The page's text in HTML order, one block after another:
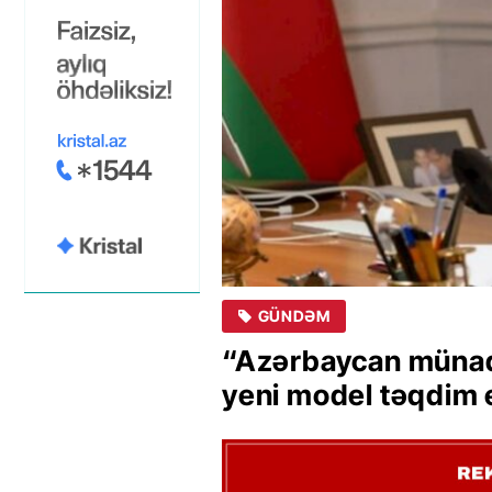
GÜNDƏM
“Azərbaycan
yeni model